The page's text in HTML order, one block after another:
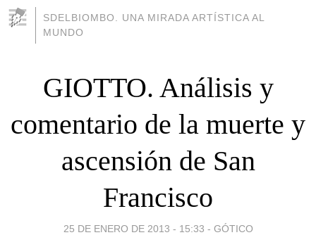
SDELBIOMBO. UNA MIRADA ARTÍSTICA AL
MUNDO
GIOTTO. Análisis y
comentario de la muerte y
ascensión de San
Francisco
25 DE ENERO DE 2013 - 15:33 - GÓTICO